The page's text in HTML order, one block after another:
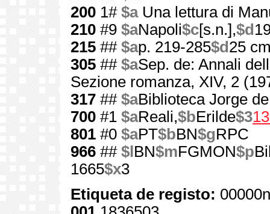
200 1# $aUna lettura di
210 #9 $aNapoli$c[s.n.],$d
215 ## $ap. 219-285$d 25
305 ## $aSep. de: Annali
Sezione romanza, XIV, 2
317 ## $aBiblioteca Jorge
700 #1 $aReali,$bErilde$3
801 #0 $aPT$bBN$gRPC
966 ## $l BN$mFGMON$p
1665$x3
Etiqueta de registo: